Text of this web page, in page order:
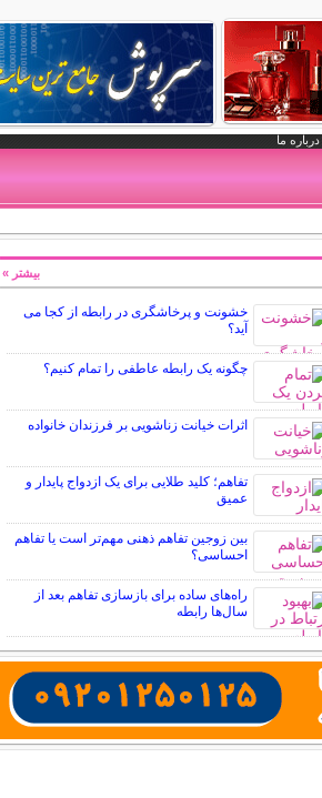
درباره ما
خشونت و پرخاشگری در رابطه از کجا می
آید؟
چگونه یک رابطه عاطفی را تمام کنیم؟
اثرات خیانت زناشویی بر فرزندان خانواده
تفاهم؛ کلید طلایی برای یک ازدواج پایدار و
عمیق
بین زوجین تفاهم ذهنی مهم‌تر است یا تفاهم
احساسی؟
راه‌های ساده برای بازسازی تفاهم بعد از
سال‌ها رابطه
بیشتر »